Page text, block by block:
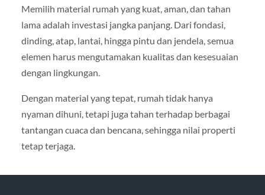
Memilih material rumah yang kuat, aman, dan tahan
lama adalah investasi jangka panjang. Dari fondasi,
dinding, atap, lantai, hingga pintu dan jendela, semua
elemen harus mengutamakan kualitas dan kesesuaian
dengan lingkungan.
Dengan material yang tepat, rumah tidak hanya
nyaman dihuni, tetapi juga tahan terhadap berbagai
tantangan cuaca dan bencana, sehingga nilai properti
tetap terjaga.